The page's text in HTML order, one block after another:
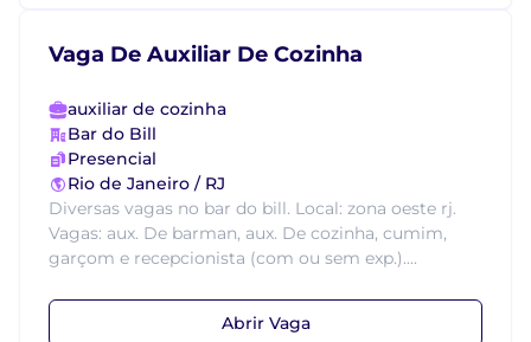
Vaga De Auxiliar De Cozinha
auxiliar de cozinha
Bar do Bill
Presencial
Rio de Janeiro / RJ
Diversas vagas no bar do bill. Local: zona oeste rj.
Vagas: aux. De barman, aux. De cozinha, cumim,
garçom e recepcionista (com ou sem exp.)....
Abrir Vaga